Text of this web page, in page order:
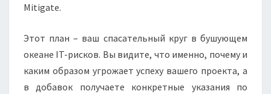
Mitigate.
Этот план – ваш спасательный круг в бушующем
океане IT-рисков. Вы видите, что именно, почему и
каким образом угрожает успеху вашего проекта, а
в добавок получаете конкретные указания по